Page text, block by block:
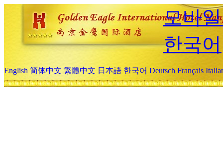
모바
한국어
English 简体中文 繁體中文 日本語 한국어 Deutsch Français